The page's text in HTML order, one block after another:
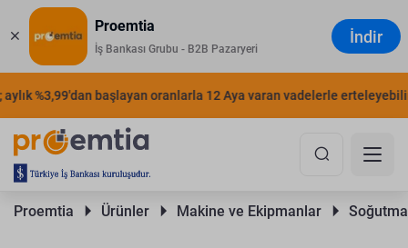
Proemtia
İş Bankası Grubu - B2B Pazaryeri
İndir
%3,99'dan başlayan oranlarla 12 Aya varan vadelerle
Proemtia Ürünler Makine ve Ekipmanlar